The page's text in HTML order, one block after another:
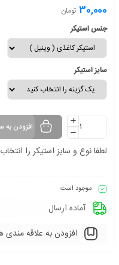
ماندگاری طولانی مدت
30,000 تومان
جنس استیکر
سایز استیکر
افزودن به
لطفا نوع و سایز استیکر را
موجود است
آماده ارسال
افزودن به علاقه مندی